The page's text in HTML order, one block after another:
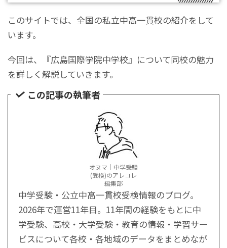
このサイトでは、全国の私立中高一貫校の紹介をして
います。
今回は、『広島国際学院中学校』について同校の魅力
を詳しく解説していきます。
この記事の執筆者
オヌマ｜中学受験
(受検)のアレコレ
編集部
中学受験・公立中高一貫校受検情報のブログ。
2026年で運営11年目。11年間の経験をもとに中
学受験、高校・大学受験・教育の情報・学習サー
ビスについて各校・各地域のデータをまとめなが